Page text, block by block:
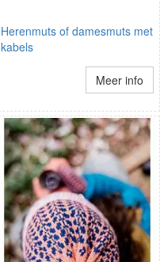
Herenmuts of damesmuts met
kabels
Meer info